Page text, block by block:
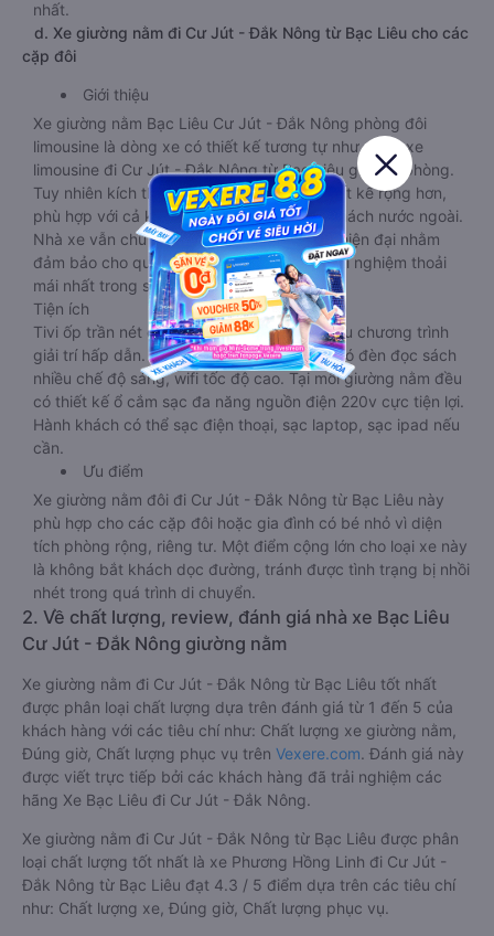
nhất.
d. Xe giường nằm đi Cư Jút - Đắk Nông từ Bạc Liêu cho các
cặp đôi
Giới thiệu
Xe giường nằm Bạc Liêu Cư Jút - Đắk Nông phòng đôi
limousine là dòng xe có thiết kế tương tự như dòng xe
limousine đi Cư Jút - Đắk Nông từ Bạc Liêu giường phòng.
Tuy nhiên kích thước giường nằm được thiết kế rộng hơn,
phù hợp với cả khách hàng Việt Nam lẫn khách nước ngoài.
Nhà xe vẫn chú trọng trang bị các thiết bị hiện đại nhằm
đảm bảo cho quý khách hàng có những trải nghiệm thoải
mái nhất trong suốt chuyến đi.
Tiện ích
Tivi ốp trần nét cứng, đầu HD tích hợp nhiều chương trình
giải trí hấp dẫn. Trong phòng có tai nghe, có đèn đọc sách
nhiều chế độ sáng, wifi tốc độ cao. Tại mỗi giường nằm đều
có thiết kế ổ cắm sạc đa năng nguồn điện 220v cực tiện lợi.
Hành khách có thể sạc điện thoại, sạc laptop, sạc ipad nếu
cần.
Ưu điểm
Xe giường nằm đôi đi Cư Jút - Đắk Nông từ Bạc Liêu này
phù hợp cho các cặp đôi hoặc gia đình có bé nhỏ vì diện
tích phòng rộng, riêng tư. Một điểm cộng lớn cho loại xe này
là không bắt khách dọc đường, tránh được tình trạng bị nhồi
nhét trong quá trình di chuyển.
2. Về chất lượng, review, đánh giá nhà xe Bạc Liêu
Cư Jút - Đắk Nông giường nằm
Xe giường nằm đi Cư Jút - Đắk Nông từ Bạc Liêu tốt nhất
được phân loại chất lượng dựa trên đánh giá từ 1 đến 5 của
khách hàng với các tiêu chí như: Chất lượng xe giường nằm,
Đúng giờ, Chất lượng phục vụ trên Vexere.com. Đánh giá này
được viết trực tiếp bởi các khách hàng đã trải nghiệm các
hãng Xe Bạc Liêu đi Cư Jút - Đắk Nông.
Xe giường nằm đi Cư Jút - Đắk Nông từ Bạc Liêu được phân
loại chất lượng tốt nhất là xe Phương Hồng Linh đi Cư Jút -
Đắk Nông từ Bạc Liêu đạt 4.3 / 5 điểm dựa trên các tiêu chí
như: Chất lượng xe, Đúng giờ, Chất lượng phục vụ.